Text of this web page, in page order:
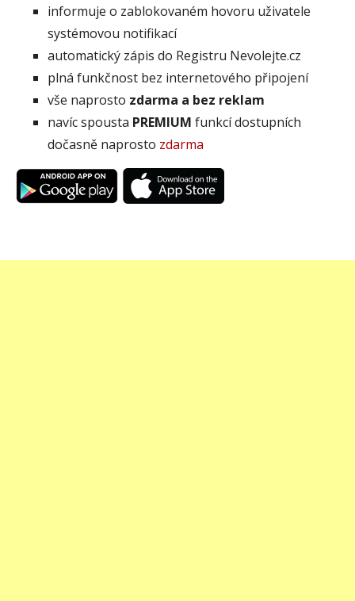
informuje o zablokovaném hovoru uživatele
systémovou notifikací
automatický zápis do Registru Nevolejte.cz
plná funkčnost bez internetového připojení
vše naprosto zdarma a bez reklam
navíc spousta PREMIUM funkcí dostupních
dočasně naprosto zdarma